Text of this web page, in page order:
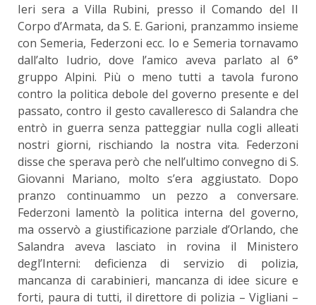
Ieri sera a Villa Rubini, presso il Comando del II
Corpo d’Armata, da S. E. Garioni, pranzammo insieme
con Semeria, Federzoni ecc. Io e Semeria tornavamo
dall’alto Iudrio, dove l’amico aveva parlato al 6°
gruppo Alpini. Più o meno tutti a tavola furono
contro la politica debole del governo presente e del
passato, contro il gesto cavalleresco di Salandra che
entrò in guerra senza patteggiar nulla cogli alleati
nostri giorni, rischiando la nostra vita. Federzoni
disse che sperava però che nell’ultimo convegno di S.
Giovanni Mariano, molto s’era aggiustato. Dopo
pranzo continuammo un pezzo a conversare.
Federzoni lamentò la politica interna del governo,
ma osservò a giustificazione parziale d’Orlando, che
Salandra aveva lasciato in rovina il Ministero
degl’Interni: deficienza di servizio di polizia,
mancanza di carabinieri, mancanza di idee sicure e
forti, paura di tutti, il direttore di polizia – Vigliani –